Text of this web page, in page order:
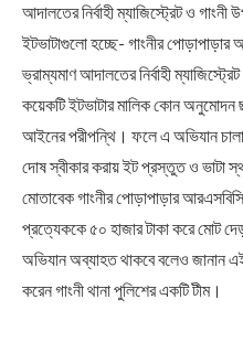
আদালতের নির্বাহী ম্যাজিস্ট্রেট ও গাংনী
ইটভাটাগুলো হচ্ছে- গাংনীর পোড়াপাড়ার
ভ্রাম্যমাণ আদালতের নির্বাহী
কয়েকটি ইটভাটার মালিক কোন
আইনের পরীপন্থি। ফলে এ অভিযান
দোষ স্বীকার করায় ইট প্রস্তুত ও ভাটা
মোতাবেক গাংনীর পোড়াপাড়ার
প্রত্যেককে ৫০ হাজার টাকা করে মোট
অভিযান অব্যাহত থাকবে বলেও জানান এই
করেন গাংনী থানা পুলিশের একটি টীম।